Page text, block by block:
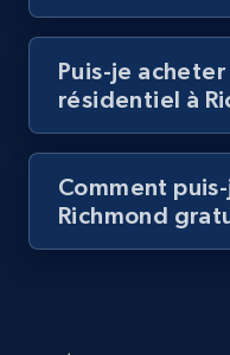
Puis-je acheter
résidentiel à
Comment
Richmond